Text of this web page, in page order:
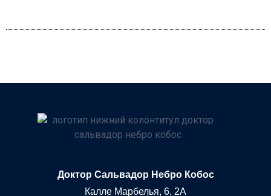
Доктор Сальвадор Небро Кобос
Калле Марбелья, 6, 2A